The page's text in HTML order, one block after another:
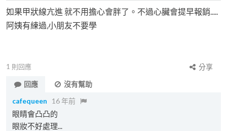
如果甲狀線亢進 就不用擔心會胖了。不過心臟會提早報銷.....
阿姨有練過,小朋友不要學
1 則回應
分享
回應
沒有幫助
cafequeen
16 年前
眼睛會凸凸的
眼妝不好處理...